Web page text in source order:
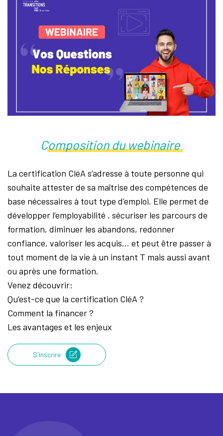
IDF
La Maison de la Reconversion
Nous contacter
Composition du webinaire
La certification CléA s’adresse à toute personne qui
souhaite attester de sa maîtrise des compétences de
base nécessaires à tout type d’emploi. Elle permet de
développer l’employabilité , sécuriser les parcours de
formation, diminuer les abandons, redonner
confiance, valoriser les acquis… et peut être passer à
tout moment de la vie à un instant T mais aussi avant
ou après une formation.
Venez découvrir:
Qu’est-ce que la certification CléA ?
Comment la financer ?
Les avantages et les enjeux
S'inscrire